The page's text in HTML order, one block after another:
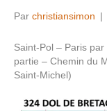
Par christiansimon |
Saint-Pol – Paris
partie – Chemin du
Saint-Michel)